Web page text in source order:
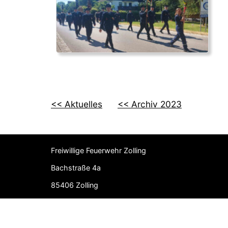
<< Aktuelles << Archiv 2023
Freiwillige Feuerwehr Zolling
Bachstraße 4a
85406 Zolling